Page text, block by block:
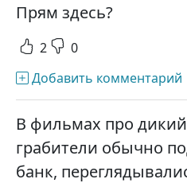
Прям здесь?
2 0
Добавить комментарий
В фильмах про
грабители обычно
банк,